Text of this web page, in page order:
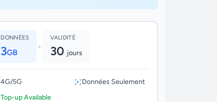
DONNÉES
3GB •
VALIDITÉ
30 jours
4G/5G
Données Seulement
Top-up Available